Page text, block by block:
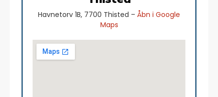
Havnetorv 1B, 7700 Thisted – Åbn i Google
Maps